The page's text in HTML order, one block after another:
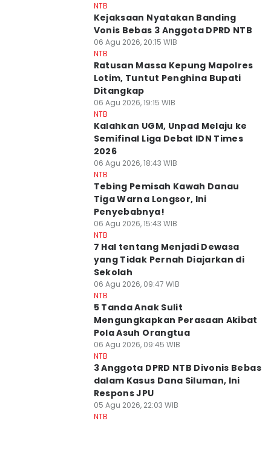
NTB
Kejaksaan Nyatakan Banding
Vonis Bebas 3 Anggota DPRD NTB
06 Agu 2026, 20:15 WIB
NTB
Ratusan Massa Kepung Mapolres
Lotim, Tuntut Penghina Bupati
Ditangkap
06 Agu 2026, 19:15 WIB
NTB
Kalahkan UGM, Unpad Melaju ke
Semifinal Liga Debat IDN Times
2026
06 Agu 2026, 18:43 WIB
NTB
Tebing Pemisah Kawah Danau
Tiga Warna Longsor, Ini
Penyebabnya!
06 Agu 2026, 15:43 WIB
NTB
7 Hal tentang Menjadi Dewasa
yang Tidak Pernah Diajarkan di
Sekolah
06 Agu 2026, 09:47 WIB
NTB
5 Tanda Anak Sulit
Mengungkapkan Perasaan Akibat
Pola Asuh Orangtua
06 Agu 2026, 09:45 WIB
NTB
3 Anggota DPRD NTB Divonis Bebas
dalam Kasus Dana Siluman, Ini
Respons JPU
05 Agu 2026, 22:03 WIB
NTB